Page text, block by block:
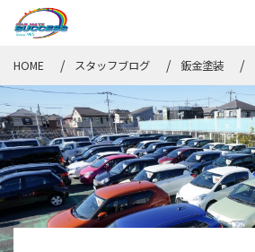
HOME スタッフブログ 鈑金塗装